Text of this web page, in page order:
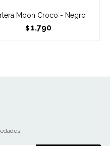
Moon Croco - Negro
$ 1.790